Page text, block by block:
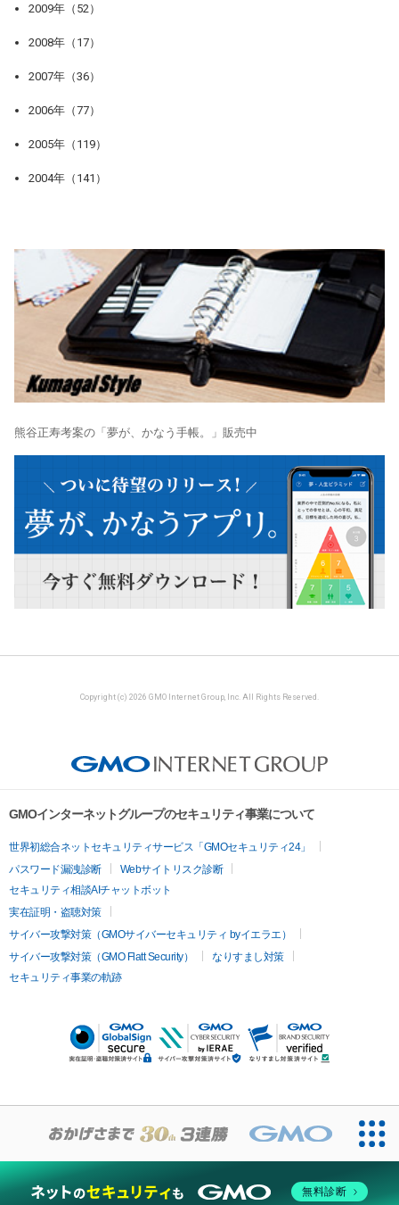
2009年（52）
2008年（17）
2007年（36）
2006年（77）
2005年（119）
2004年（141）
熊谷正寿考案の「夢が、かなう手帳。」販売中
Copyright (c) 2026 GMO Internet Group, Inc. All Rights Reserved.
GMOインターネットグループのセキュリティ事業について
世界初総合ネットセキュリティサービス「GMOセキュリティ24」
パスワード漏洩診断
Webサイトリスク診断
セキュリティ相談AIチャットボット
実在証明・盗聴対策
サイバー攻撃対策（GMOサイバーセキュリティ byイエラエ）
サイバー攻撃対策（GMO Flatt Security）
なりすまし対策
セキュリティ事業の軌跡
無料診断